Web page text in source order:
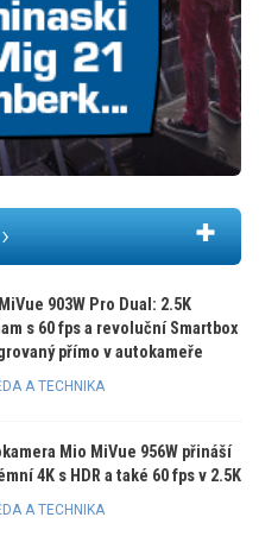
903W Pro Dual: 2.5K
s 60 fps a revoluční Smartbox
přímo v autokameře
A TECHNIKA
Mio MiVue 956W přináší
4K s HDR a také 60 fps v 2.5K
A TECHNIKA